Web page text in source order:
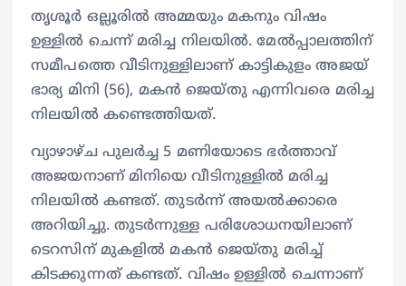
തൃശൂർ ഒല്ലൂരിൽ അമ്മയും മകനും വിഷം
ഉള്ളിൽ ചെന്ന് മരിച്ച നിലയിൽ. മേൽപ്പാലത്തിന്
സമീപത്തെ വീടിനുള്ളിലാണ് കാട്ടികുളം അജയ്
ഭാര്യ മിനി (56), മകൻ ജെയ്തു എന്നിവരെ മരിച്ച
നിലയിൽ കണ്ടെത്തിയത്.
വ്യാഴാഴ്ച പുലർച്ച 5 മണിയോടെ ഭർത്താവ്
അജയനാണ് മിനിയെ വീടിനുള്ളിൽ മരിച്ച
നിലയിൽ കണ്ടത്. തുടർന്ന് അയൽക്കാരെ
അറിയിച്ചു. തുടർന്നുള്ള പരിശോധനയിലാണ്
ടെറസിന് മുകളിൽ മകൻ ജെയ്തു മരിച്ച്
കിടക്കുന്നത് കണ്ടത്. വിഷം ഉള്ളിൽ ചെന്നാണ്